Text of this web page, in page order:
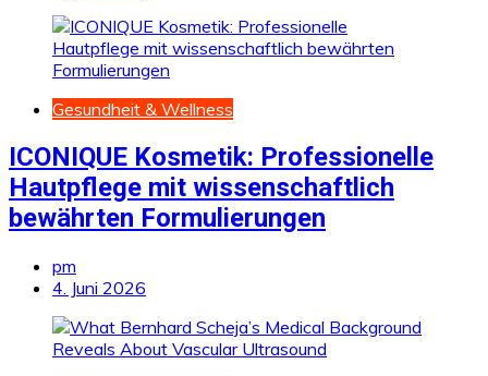
Gesundheit & Wellness
ICONIQUE Kosmetik: Professionelle
Hautpflege mit wissenschaftlich
bewährten Formulierungen
pm
4. Juni 2026